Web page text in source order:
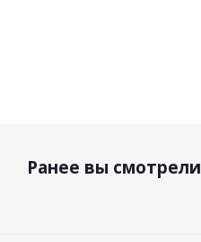
Ранее вы смотрели